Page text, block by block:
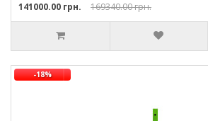
141000.00 грн. 169340.00 грн.
-18%